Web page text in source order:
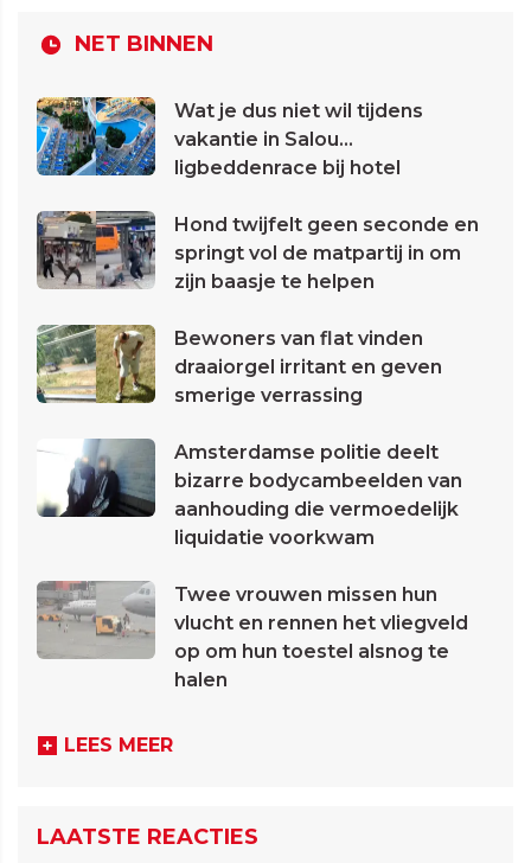
NET BINNEN
Wat je dus niet wil tijdens
vakantie in Salou...
ligbeddenrace bij hotel
Hond twijfelt geen seconde en
springt vol de matpartij in om
zijn baasje te helpen
Bewoners van flat vinden
draaiorgel irritant en geven
smerige verrassing
Amsterdamse politie deelt
bizarre bodycambeelden van
aanhouding die vermoedelijk
liquidatie voorkwam
Twee vrouwen missen hun
vlucht en rennen het vliegveld
op om hun toestel alsnog te
halen
LEES MEER
LAATSTE REACTIES